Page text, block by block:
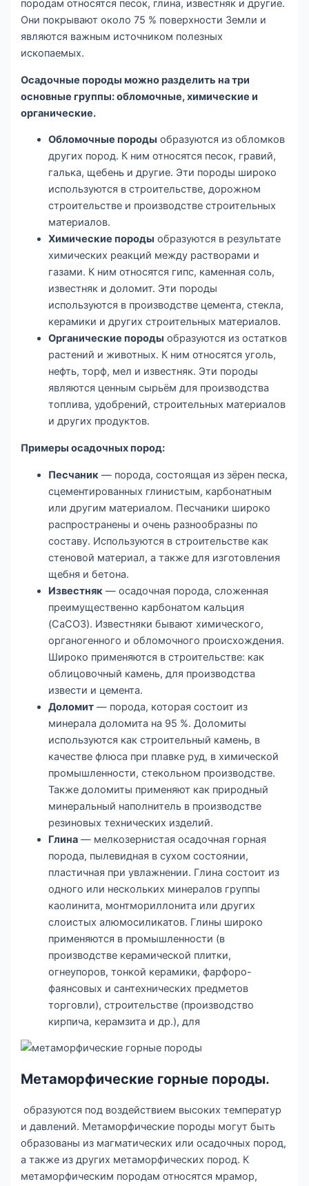
породам относятся песок, глина, известняк и другие.
Они покрывают около 75 % поверхности Земли и
являются важным источником полезных
ископаемых.
Осадочные породы можно разделить на три
основные группы: обломочные, химические и
органические.
Обломочные породы образуются из обломков
других пород. К ним относятся песок, гравий,
галька, щебень и другие. Эти породы широко
используются в строительстве, дорожном
строительстве и производстве строительных
материалов.
Химические породы образуются в результате
химических реакций между растворами и
газами. К ним относятся гипс, каменная соль,
известняк и доломит. Эти породы
используются в производстве цемента, стекла,
керамики и других строительных материалов.
Органические породы образуются из остатков
растений и животных. К ним относятся уголь,
нефть, торф, мел и известняк. Эти породы
являются ценным сырьём для производства
топлива, удобрений, строительных материалов
и других продуктов.
Примеры осадочных пород:
Песчаник — порода, состоящая из зёрен песка,
сцементированных глинистым, карбонатным
или другим материалом. Песчаники широко
распространены и очень разнообразны по
составу. Используются в строительстве как
стеновой материал, а также для изготовления
щебня и бетона.
Известняк — осадочная порода, сложенная
преимущественно карбонатом кальция
(CaCO3). Известняки бывают химического,
органогенного и обломочного происхождения.
Широко применяются в строительстве: как
облицовочный камень, для производства
извести и цемента.
Доломит — порода, которая состоит из
минерала доломита на 95 %. Доломиты
используются как строительный камень, в
качестве флюса при плавке руд, в химической
промышленности, стекольном производстве.
Также доломиты применяют как природный
минеральный наполнитель в производстве
резиновых технических изделий.
Глина — мелкозернистая осадочная горная
порода, пылевидная в сухом состоянии,
пластичная при увлажнении. Глина состоит из
одного или нескольких минералов группы
каолинита, монтмориллонита или других
слоистых алюмосиликатов. Глины широко
применяются в промышленности (в
производстве керамической плитки,
огнеупоров, тонкой керамики, фарфоро-
фаянсовых и сантехнических предметов
торговли), строительстве (производство
кирпича, керамзита и др.), для
Метаморфические горные породы.
образуются под воздействием высоких температур
и давлений. Метаморфические породы могут быть
образованы из магматических или осадочных пород,
а также из других метаморфических пород. К
метаморфическим породам относятся мрамор,